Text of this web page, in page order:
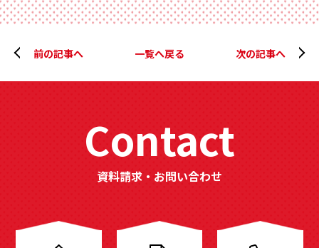
前の記事へ 一覧へ戻る 次の記事へ
Contact
資料請求・お問い合わせ
譲